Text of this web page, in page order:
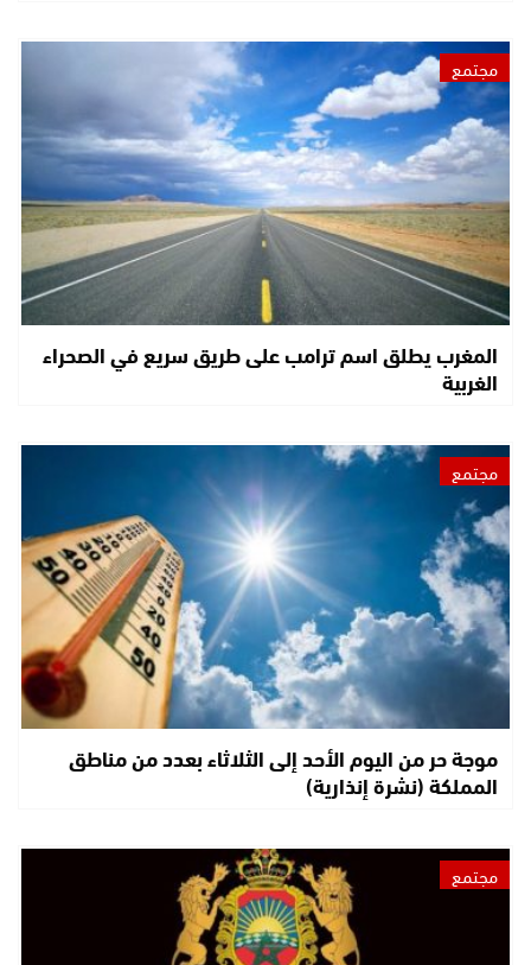
مجتمع
المغرب يطلق اسم ترامب على طريق سريع في الصحراء
الغربية
مجتمع
موجة حر من اليوم الأحد إلى الثلاثاء بعدد من مناطق
المملكة (نشرة إنذارية)
مجتمع